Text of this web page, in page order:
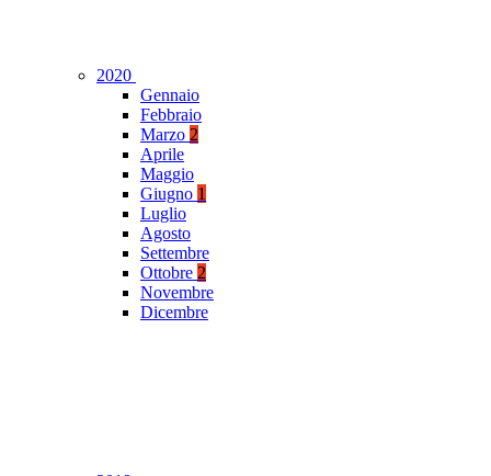
2020
Gennaio
Febbraio
Marzo 2
Aprile
Maggio
Giugno 1
Luglio
Agosto
Settembre
Ottobre 2
Novembre
Dicembre